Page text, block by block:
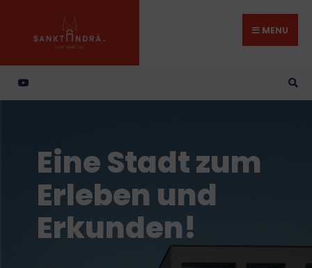
MENU
Eine Stadt zum
Erleben und
Erkunden!